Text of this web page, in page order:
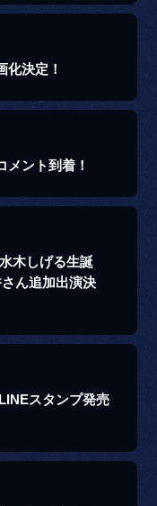
化決定！
メント到着！
木しげる生誕
ん追加出演決
スタンプ発売